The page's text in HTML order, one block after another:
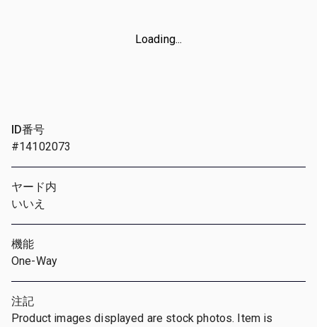
Loading...
ID番号
#14102073
ヤード内
いいえ
機能
One-Way
注記
Product images displayed are stock photos. Item is